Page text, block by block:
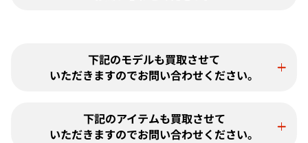
この度は「おたからや」でエルメスのスカーフの買取をご利
エルメスのスカーフにご満足いただける価格をご提示できま
したこと、大変嬉しく思います。私たちの目標は、常にお客様
下記のモデルも買取させて
いただきますのでお問い合わせください。
下記のアイテムも買取させて
いただきますのでお問い合わせください。